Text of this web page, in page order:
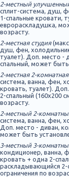
2-местный
сплит-система, душ,
1-спальные кровати,
еврораскладушка,
возрасту.
2-местная студия
душ, фен,
туалет). Доп. место -
спальный, может быть
2-местная 2-
система, ванна, фен,
кровать, туалет).
2-спальный (160х200
возрасту.
2-местный 2-
система, ванна, фен,
Доп. место - диван,
может быть
3-местный 3-
кондиционер, ванна,
кровать + одна 2-
раскладывающийся 2-
ограничения по